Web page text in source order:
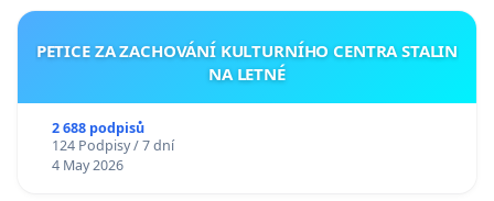
PETICE ZA ZACHOVÁNÍ KULTURNÍHO CENTRA STALIN
NA LETNÉ
2 688 podpisů
124 Podpisy / 7 dní
4 May 2026